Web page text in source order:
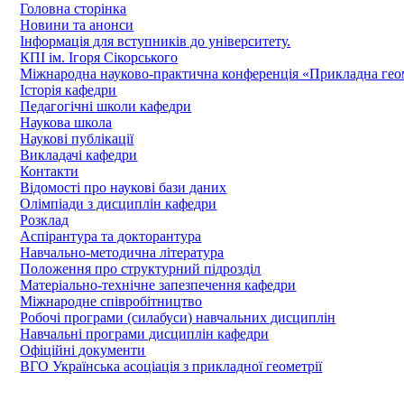
Головна сторінка
Новини та анонси
Інформація для вступників до університету.
КПІ ім. Ігоря Сікорського
Міжнародна науково-практична конференція «Прикладна
Історія кафедри
Педагогічні школи кафедри
Наукова школа
Наукові публікації
Викладачі кафедри
Контакти
Відомості про наукові бази даних
Олімпіади з дисциплін кафедри
Розклад
Аспірантура та докторантура
Навчально-методична література
Положення про структурний підрозділ
Матеріально-технічне запезпечення кафедри
Міжнародне співробітництво
Робочі програми (силабуси) навчальних дисциплін
Навчальні програми дисциплін кафедри
Офіційні документи
ВГО Українська асоціація з прикладної геометрії